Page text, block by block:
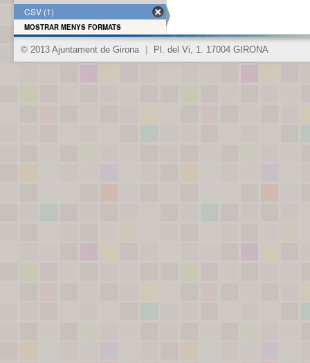
CSV (1)
MOSTRAR MENYS FORMATS
© 2013 Ajuntament de Girona Pl. del Vi, 1. 17004 GIRONA